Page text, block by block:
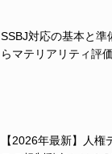
SSBJ対応の基本と
らマテリアリティ評
【2026年最新】人